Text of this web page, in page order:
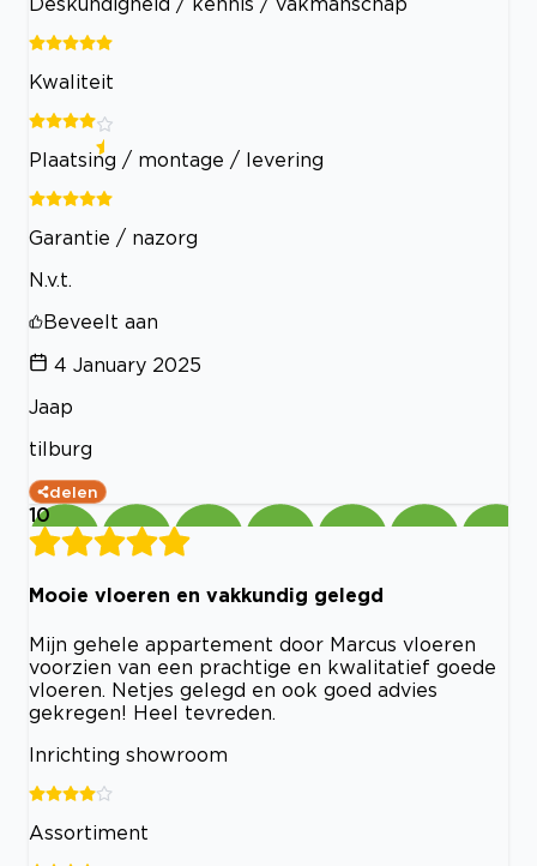
Kwaliteit
Plaatsing / montage / levering
Garantie / nazorg
N.v.t.
Beveelt aan
4 January 2025
Jaap
tilburg
delen
10
Mooie vloeren en vakkundig gelegd
Mijn gehele appartement door Marcus vloeren
voorzien van een prachtige en kwalitatief goede
vloeren. Netjes gelegd en ook goed advies
gekregen! Heel tevreden.
Inrichting showroom
Assortiment